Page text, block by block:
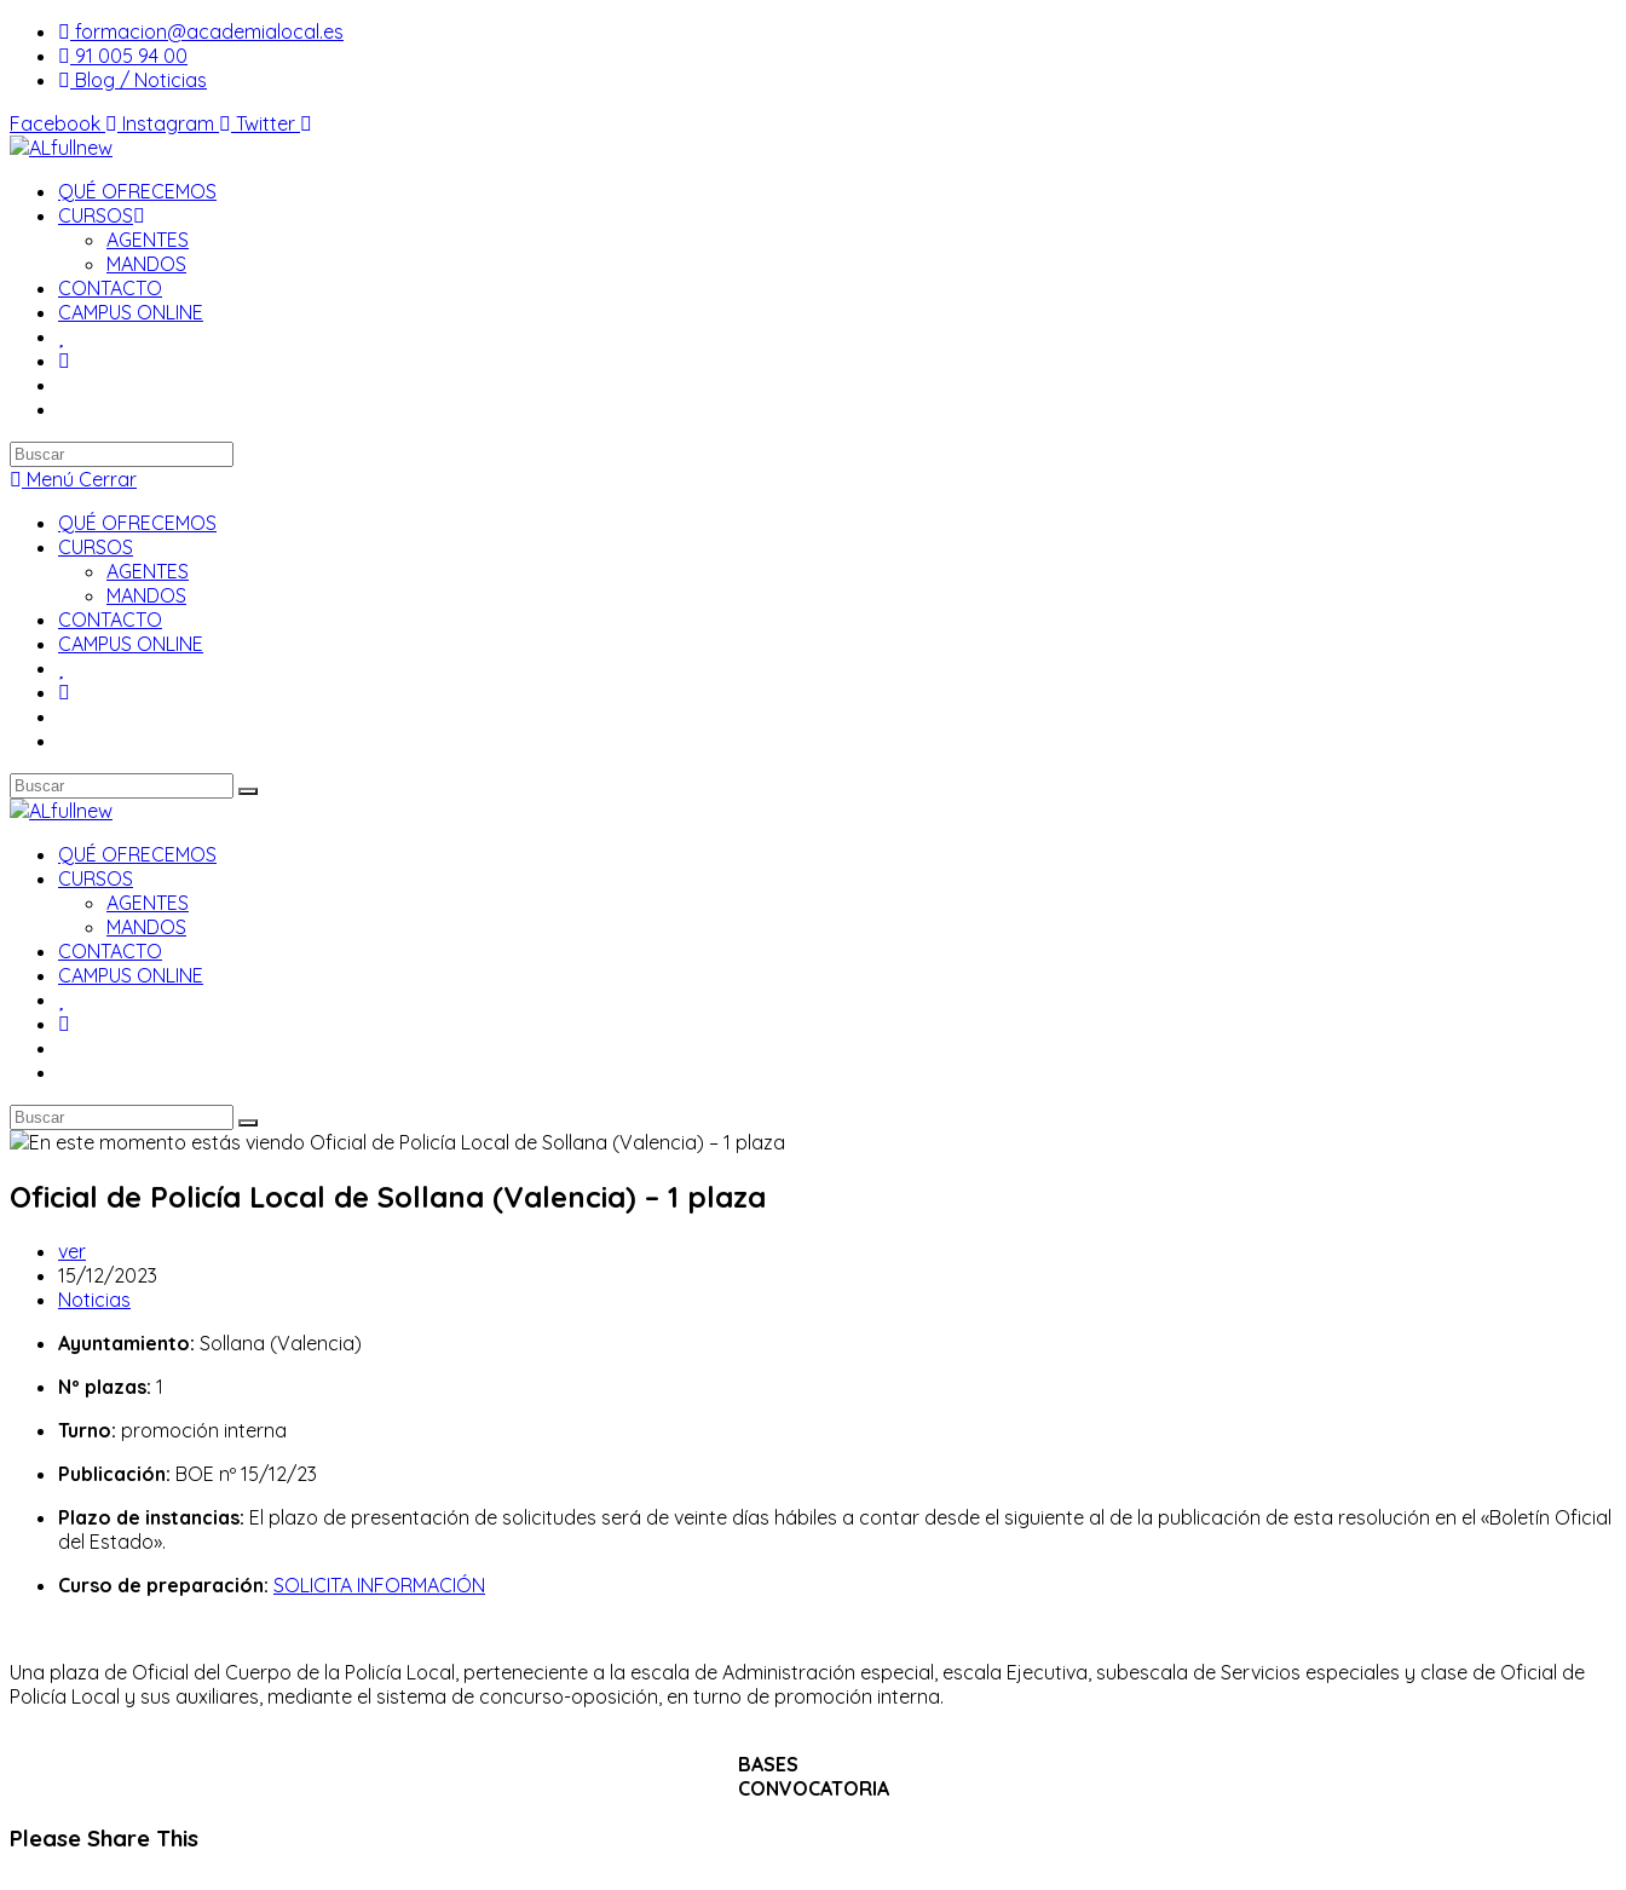
Saltar
contenido
formacion@academialocal.es
91 005 94 00
Blog / Noticias
Facebook
Instagram Twitter
QUÉ OFRECEMOS
CURSOS
AGENTES
MANDOS
CONTACTO
CAMPUS ONLINE
Buscar
en
web
Menú Cerrar
QUÉ OFRECEMOS
CURSOS
AGENTES
MANDOS
CONTACTO
CAMPUS ONLINE
QUÉ OFRECEMOS
CURSOS
AGENTES
MANDOS
CONTACTO
CAMPUS ONLINE
Oficial de Policía Local de Sollana (Valencia) – 1 plaza
Autor
de
la
ver
Publicación
de
entrada:
15/12/2023
Categoría
la
Noticias
Ayuntamiento: Sollana (Valencia)
Nº plazas: 1
Turno: promoción interna
Publicación: BOE nº 15/12/23
Plazo de instancias: El plazo de presentación de solicitudes será de veinte días hábiles a contar desde el siguiente al de la publicación de esta resolución en el «Boletín Oficial
del Estado».
Curso de preparación: SOLICITA INFORMACIÓN
Una plaza de Oficial del Cuerpo de la Policía Local, perteneciente a la escala de Administración especial, escala Ejecutiva, subescala de Servicios especiales y clase de Oficial de
Policía Local y sus auxiliares, mediante el sistema de concurso-oposición, en turno de promoción interna.
BASES
CONVOCATORIA
Please Share ThisCompartir